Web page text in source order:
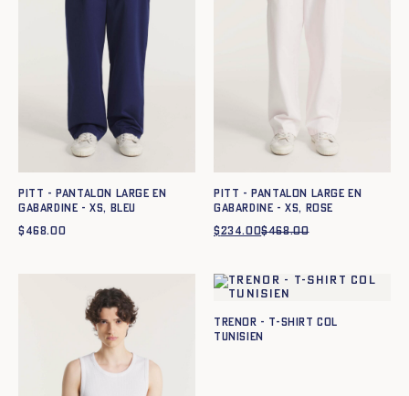
Pitt - Pantalon large en
gabardine - XS, BLEU
$468.00
Pitt - Pantalon large en
gabardine - XS, ROSE
$468.00Le
$468.00.
$234.00
Le
$234.00.
TRENOR - T-SHIRT COL
TUNISIEN